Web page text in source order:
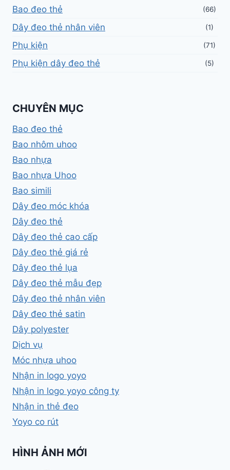
Bao đeo thẻ (66)
Dây đeo thẻ nhân viên (1)
Phụ kiện (71)
Phụ kiện dây đeo thẻ (5)
CHUYÊN MỤC
Bao đeo thẻ
Bao nhôm uhoo
Bao nhựa
Bao nhựa Uhoo
Bao simili
Dây đeo móc khóa
Dây đeo thẻ
Dây đeo thẻ cao cấp
Dây đeo thẻ giá rẻ
Dây đeo thẻ lụa
Dây đeo thẻ mẫu đẹp
Dây đeo thẻ nhân viên
Dây đeo thẻ satin
Dây polyester
Dịch vụ
Móc nhựa uhoo
Nhận in logo yoyo
Nhận in logo yoyo công ty
Nhận in thẻ đeo
Yoyo co rút
HÌNH ẢNH MỚI